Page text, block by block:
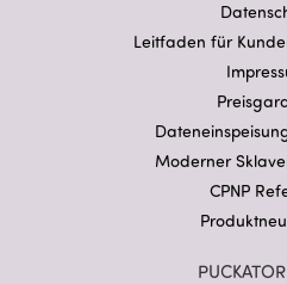
Leitfaden für
Moderner
CPNP